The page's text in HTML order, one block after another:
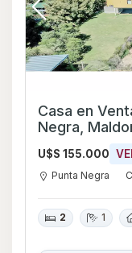
Casa en Venta
Negra,
U$S 155.000
Punta Negra
2 1